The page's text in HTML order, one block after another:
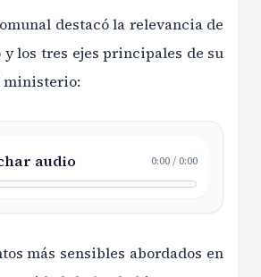
destacó la relevancia de
y los tres ejes principales de su
ministerio:
audio 0:00/0:00
más sensibles abordados en